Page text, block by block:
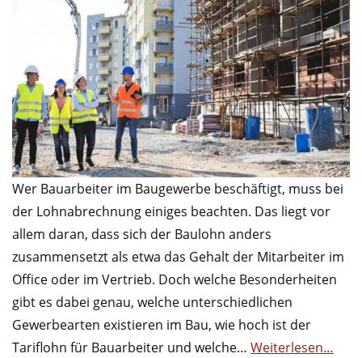
Wer Bauarbeiter im Baugewerbe beschäftigt, muss bei
der Lohnabrechnung einiges beachten. Das liegt vor
allem daran, dass sich der Baulohn anders
zusammensetzt als etwa das Gehalt der Mitarbeiter im
Office oder im Vertrieb. Doch welche Besonderheiten
gibt es dabei genau, welche unterschiedlichen
Gewerbearten existieren im Bau, wie hoch ist der
Tariflohn für Bauarbeiter und welche… Weiterlesen…